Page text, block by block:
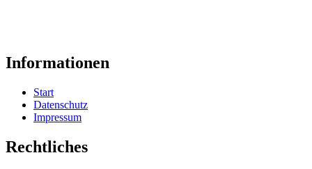
Informationen
Start
Datenschutz
Impressum
Rechtliches